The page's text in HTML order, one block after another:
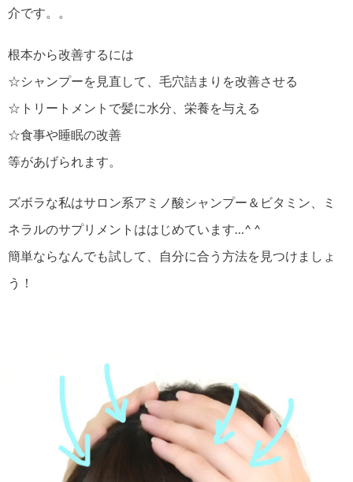
介です。。
根本から改善するには
☆シャンプーを見直して、毛穴詰まりを改善させる
☆トリートメントで髪に水分、栄養を与える
☆食事や睡眠の改善
等があげられます。
ズボラな私はサロン系アミノ酸シャンプー＆ビタミン、ミ
ネラルのサプリメントははじめています…^ ^
簡単ならなんでも試して、自分に合う方法を見つけましょ
う！